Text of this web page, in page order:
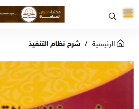
الرئيسية شرح نظام التنفيذ